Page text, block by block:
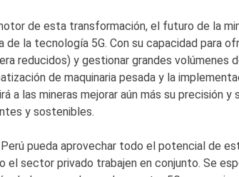
de esta transformación, el futuro de la
de la tecnología 5G. Con su capacidad para
reducidos) y gestionar grandes volúmenes
de maquinaria pesada y la
a las mineras mejorar aún más su precisión y
y sostenibles.
pueda aprovechar todo el potencial de
sector privado trabajen en conjunto. Se